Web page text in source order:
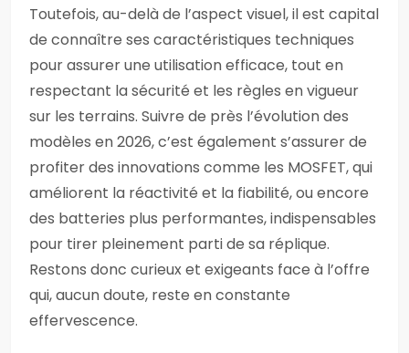
Toutefois, au-delà de l’aspect visuel, il est capital
de connaître ses caractéristiques techniques
pour assurer une utilisation efficace, tout en
respectant la sécurité et les règles en vigueur
sur les terrains. Suivre de près l’évolution des
modèles en 2026, c’est également s’assurer de
profiter des innovations comme les MOSFET, qui
améliorent la réactivité et la fiabilité, ou encore
des batteries plus performantes, indispensables
pour tirer pleinement parti de sa réplique.
Restons donc curieux et exigeants face à l’offre
qui, aucun doute, reste en constante
effervescence.